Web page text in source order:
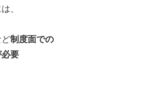
、
ど制度面での
要